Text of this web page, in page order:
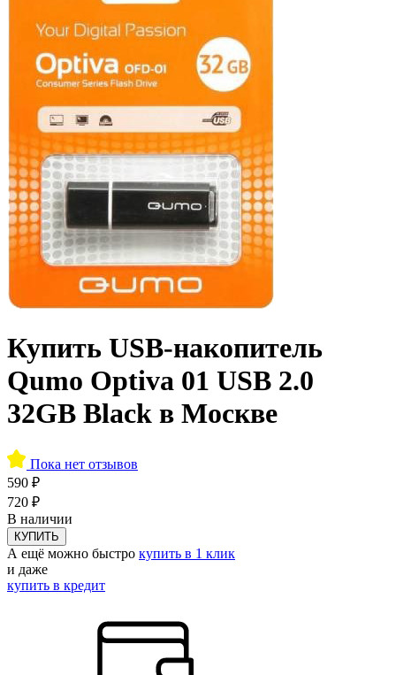
Купить USB-накопитель
Qumo Optiva 01 USB 2.0
32GB Black в Москве
Пока нет отзывов
590 ₽
720 ₽
В наличии
КУПИТЬ
А ещё можно быстро купить в 1 клик
и даже
купить в кредит